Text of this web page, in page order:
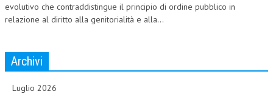
evolutivo che contraddistingue il principio di ordine pubblico in
relazione al diritto alla genitorialità e alla...
Archivi
Luglio 2026